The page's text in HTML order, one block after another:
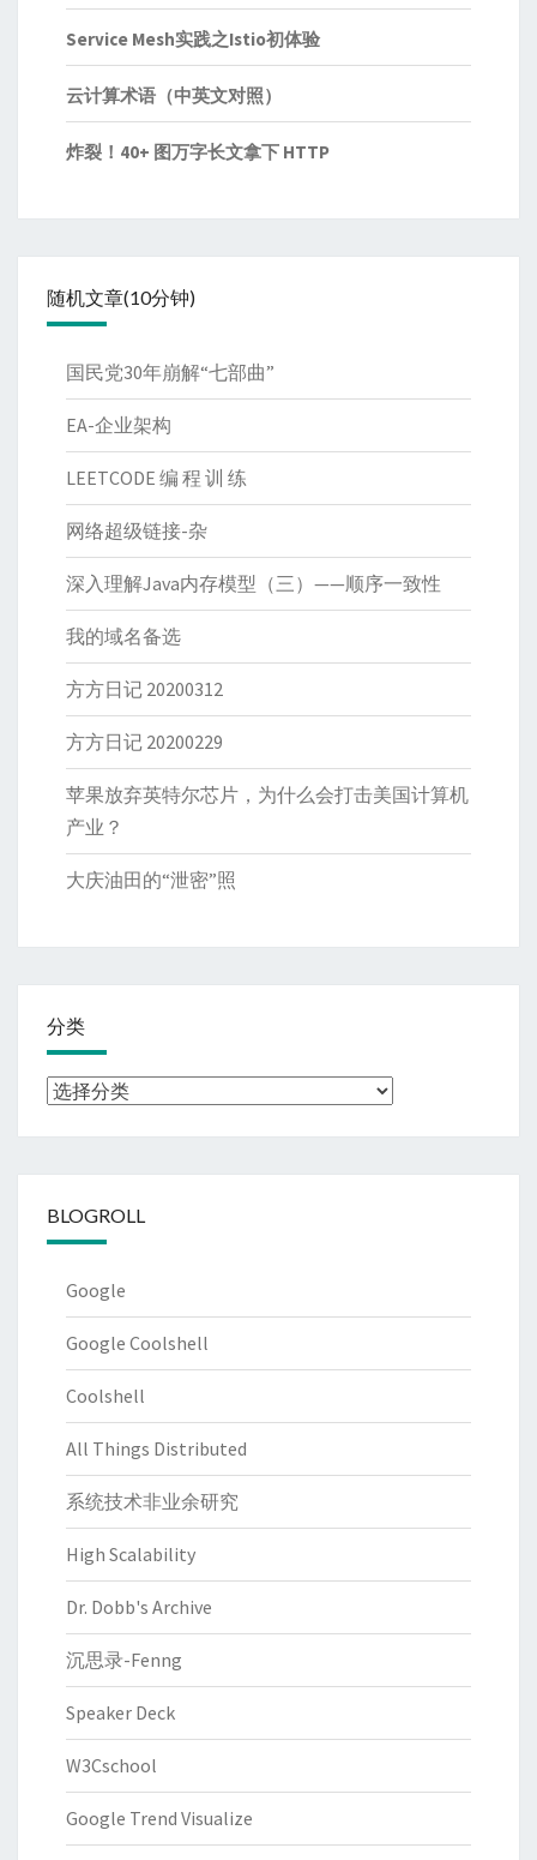
Service Mesh实践之Istio初体验
云计算术语（中英文对照）
炸裂！40+ 图万字长文拿下 HTTP
随机文章(10分钟)
国民党30年崩解“七部曲”
EA-企业架构
LEETCODE 编 程 训 练
网络超级链接-杂
深入理解Java内存模型（三）——顺序一致性
我的域名备选
方方日记 20200312
方方日记 20200229
苹果放弃英特尔芯片，为什么会打击美国计算机
产业？
大庆油田的“泄密”照
分类
分
BLOGROLL
Google
Google Coolshell
Coolshell
All Things Distributed
系统技术非业余研究
High Scalability
Dr. Dobb's Archive
沉思录-Fenng
Speaker Deck
W3Cschool
Google Trend Visualize